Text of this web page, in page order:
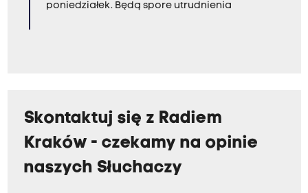
poniedziałek. Będą spore utrudnienia
Skontaktuj się z Radiem
Kraków - czekamy na opinie
naszych Słuchaczy